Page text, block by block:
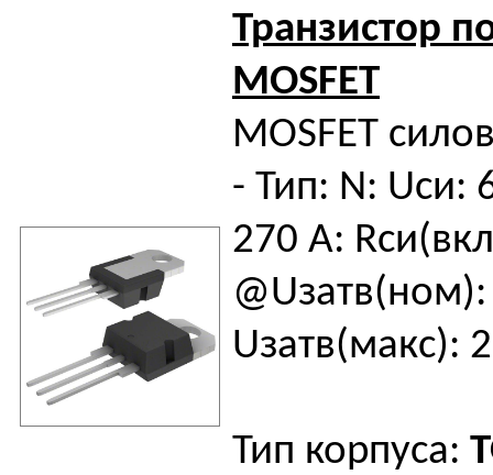
Транзистор
MOSFET
MOSFET
- Тип: N: Uси:
270 А:
Uзатв(макс):
Тип корпуса: